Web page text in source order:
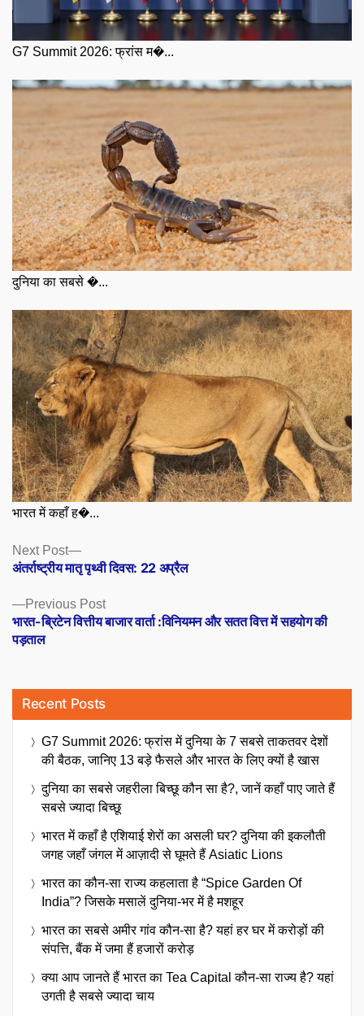
G7 Summit 2026: फ्रांस म�...
दुनिया का सबसे �...
भारत में कहाँ ह�...
Posts
navigation
Previous PostPrevious
post:
भारत-ब्रिटेन वित्तीय बाजार वार्ता :विनियमन और सतत वित्त में सहयोग की
पड़ताल
Next Post
Next
post:
अंतर्राष्ट्रीय मातृ पृथ्वी दिवस: 22 अप्रैल
Recent Posts
G7 Summit 2026: फ्रांस में दुनिया के 7 सबसे ताकतवर देशों
की बैठक, जानिए 13 बड़े फैसले और भारत के लिए क्यों है खास
दुनिया का सबसे जहरीला बिच्छू कौन सा है?, जानें कहाँ पाए जाते हैं
सबसे ज्यादा बिच्छू
भारत में कहाँ है एशियाई शेरों का असली घर? दुनिया की इकलौती
जगह जहाँ जंगल में आज़ादी से घूमते हैं Asiatic Lions
भारत का कौन-सा राज्य कहलाता है “Spice Garden Of
India”? जिसके मसालें दुनिया-भर में है मशहूर
भारत का सबसे अमीर गांव कौन-सा है? यहां हर घर में करोड़ों की
संपत्ति, बैंक में जमा हैं हजारों करोड़
क्या आप जानते हैं भारत का Tea Capital कौन-सा राज्य है? यहां
उगती है सबसे ज्यादा चाय